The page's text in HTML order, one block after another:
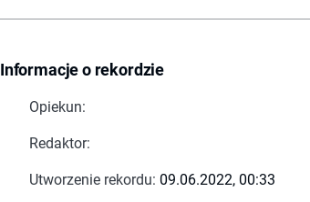
Informacje o rekordzie
Opiekun:
Redaktor:
Utworzenie rekordu: 09.06.2022, 00:33